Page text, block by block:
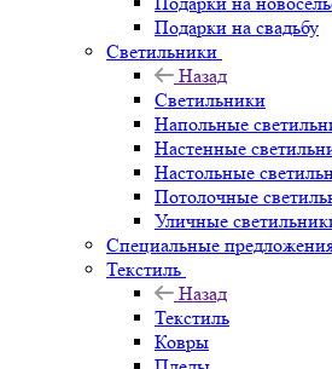
Подарки на свадьбу
Светильники
Назад
Светильники
Напольные
Настенные
Настольные
Потолочные
Уличные
Специальные
Текстиль
Назад
Текстиль
Ковры